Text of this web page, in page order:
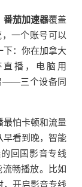
番茄加速器覆盖
一个账号可以
下：你在加拿大
播，电脑用
——三个设备同
最怕卡顿和流量
早看到晚，智能
回国影音专线
流畅播放。比如
，开启影音专线